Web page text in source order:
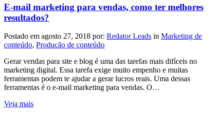
E-mail marketing para vendas, como ter melhores
resultados?
Postado em agosto 27, 2018 por: Redator Leads in Marketing de
conteúdo, Produção de conteúdo
Gerar vendas para site e blog é uma das tarefas mais difíceis no
marketing digital. Essa tarefa exige muito empenho e muitas
ferramentas podem te ajudar a gerar lucros reais. Uma dessas
ferramentas é o e-mail marketing para vendas. O…
Veja mais